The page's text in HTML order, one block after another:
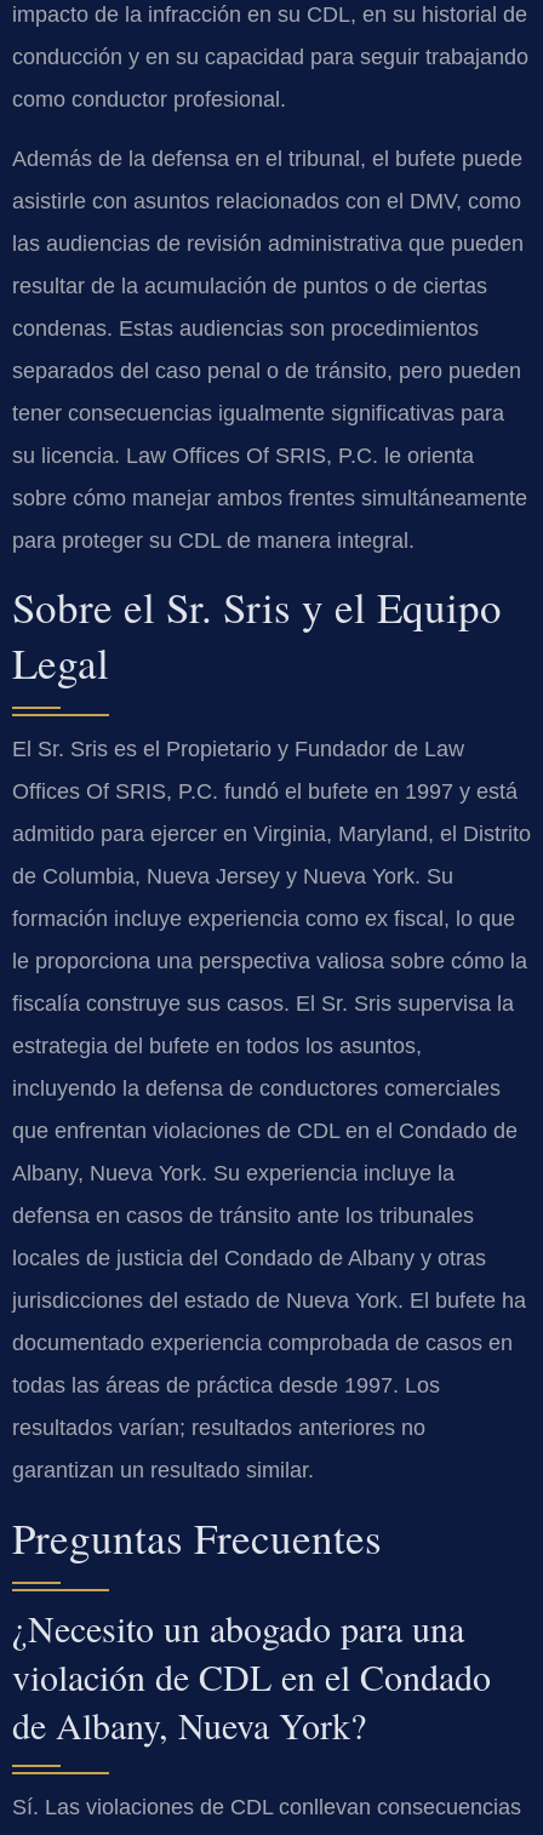
impacto de la infracción en su CDL, en su historial de
conducción y en su capacidad para seguir trabajando
como conductor profesional.
Además de la defensa en el tribunal, el bufete puede
asistirle con asuntos relacionados con el DMV, como
las audiencias de revisión administrativa que pueden
resultar de la acumulación de puntos o de ciertas
condenas. Estas audiencias son procedimientos
separados del caso penal o de tránsito, pero pueden
tener consecuencias igualmente significativas para
su licencia. Law Offices Of SRIS, P.C. le orienta
sobre cómo manejar ambos frentes simultáneamente
para proteger su CDL de manera integral.
Sobre el Sr. Sris y el Equipo
Legal
El Sr. Sris es el Propietario y Fundador de Law
Offices Of SRIS, P.C. fundó el bufete en 1997 y está
admitido para ejercer en Virginia, Maryland, el Distrito
de Columbia, Nueva Jersey y Nueva York. Su
formación incluye experiencia como ex fiscal, lo que
le proporciona una perspectiva valiosa sobre cómo la
fiscalía construye sus casos. El Sr. Sris supervisa la
estrategia del bufete en todos los asuntos,
incluyendo la defensa de conductores comerciales
que enfrentan violaciones de CDL en el Condado de
Albany, Nueva York. Su experiencia incluye la
defensa en casos de tránsito ante los tribunales
locales de justicia del Condado de Albany y otras
jurisdicciones del estado de Nueva York. El bufete ha
documentado experiencia comprobada de casos en
todas las áreas de práctica desde 1997. Los
resultados varían; resultados anteriores no
garantizan un resultado similar.
Preguntas Frecuentes
¿Necesito un abogado para una
violación de CDL en el Condado
de Albany, Nueva York?
Sí. Las violaciones de CDL conllevan consecuencias